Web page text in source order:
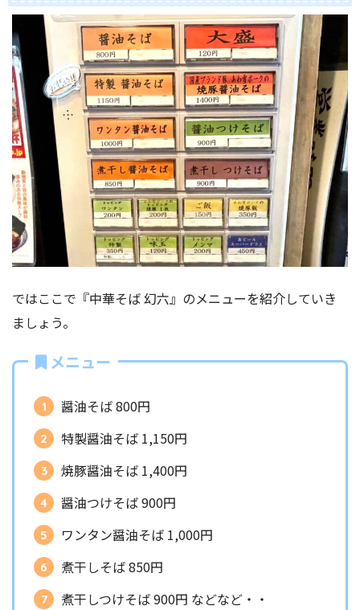
ではここで『中華そば 幻六』のメニューを紹介していき
ましょう。
メニュー
醤油そば 800円
特製醤油そば 1,150円
焼豚醤油そば 1,400円
醤油つけそば 900円
ワンタン醤油そば 1,000円
煮干しそば 850円
煮干しつけそば 900円 などなど・・